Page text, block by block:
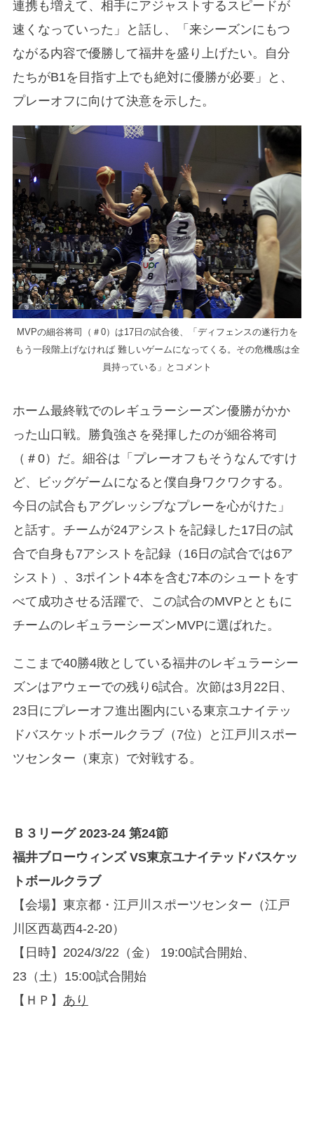
連携も増えて、相手にアジャストするスピードが
速くなっていった」と話し、「来シーズンにもつ
ながる内容で優勝して福井を盛り上げたい。自分
たちがB1を目指す上でも絶対に優勝が必要」と、
プレーオフに向けて決意を示した。
MVPの細谷将司（＃0）は17日の試合後、「ディフェンスの遂行力を
もう一段階上げなければ 難しいゲームになってくる。その危機感は全
員持っている」とコメント
ホーム最終戦でのレギュラーシーズン優勝がかか
った山口戦。勝負強さを発揮したのが細谷将司
（＃0）だ。細谷は「プレーオフもそうなんですけ
ど、ビッグゲームになると僕自身ワクワクする。
今日の試合もアグレッシブなプレーを心がけた」
と話す。チームが24アシストを記録した17日の試
合で自身も7アシストを記録（16日の試合では6ア
シスト）、3ポイント4本を含む7本のシュートをす
べて成功させる活躍で、この試合のMVPとともに
チームのレギュラーシーズンMVPに選ばれた。
ここまで40勝4敗としている福井のレギュラーシー
ズンはアウェーでの残り6試合。次節は3月22日、
23日にプレーオフ進出圏内にいる東京ユナイテッ
ドバスケットボールクラブ（7位）と江戸川スポー
ツセンター（東京）で対戦する。
Ｂ３リーグ 2023-24 第24節
福井ブローウィンズ VS東京ユナイテッドバスケッ
トボールクラブ
【会場】東京都・江戸川スポーツセンター（江戸
川区西葛西4-2-20）
【日時】2024/3/22（金） 19:00試合開始、
23（土）15:00試合開始
【ＨＰ】 あり